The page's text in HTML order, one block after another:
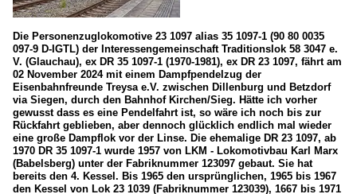
Die Personenzuglokomotive 23 1097 alias 35 1097-1 (90 80 0035
097-9 D-IGTL) der Interessengemeinschaft Traditionslok 58 3047 e.
V. (Glauchau), ex DR 35 1097-1 (1970-1981), ex DR 23 1097, fährt am
02 November 2024 mit einem Dampfpendelzug der
Eisenbahnfreunde Treysa e.V. zwischen Dillenburg und Betzdorf
via Siegen, durch den Bahnhof Kirchen/Sieg. Hätte ich vorher
gewusst dass es eine Pendelfahrt ist, so wäre ich noch bis zur
Rückfahrt geblieben, aber dennoch glücklich endlich mal wieder
eine große Dampflok vor der Linse. Die ehemalige DR 23 1097, ab
1970 DR 35 1097-1 wurde 1957 von LKM - Lokomotivbau Karl Marx
(Babelsberg) unter der Fabriknummer 123097 gebaut. Sie hat
bereits den 4. Kessel. Bis 1965 den ursprünglichen, 1965 bis 1967
den Kessel von Lok 23 1039 (Fabriknummer 123039), 1667 bis 1971